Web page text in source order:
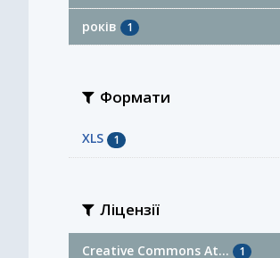
років 1
Формати
XLS 1
Ліцензії
Creative Commons At... 1